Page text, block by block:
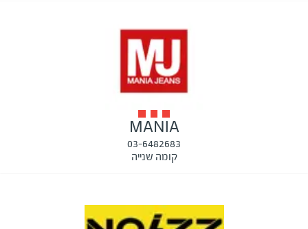
MANIA
03-6482683
קומה שנייה